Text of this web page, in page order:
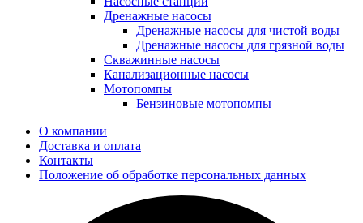
Дренажные насосы
Дренажные насосы для чистой воды
Дренажные насосы для грязной воды
Скважинные насосы
Канализационные насосы
Мотопомпы
Бензиновые мотопомпы
О компании
Доставка и оплата
Контакты
Положение об обработке персональных данных